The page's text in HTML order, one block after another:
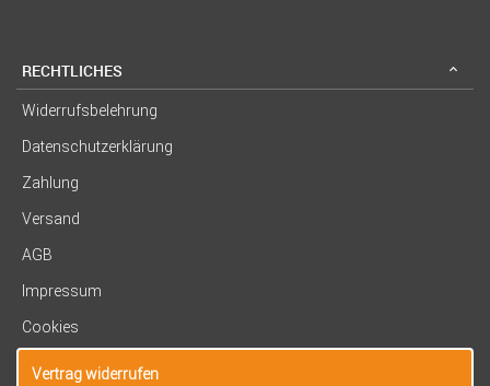
RECHTLICHES
Widerrufsbelehrung
Datenschutzerklärung
Zahlung
Versand
AGB
Impressum
Cookies
Vertrag widerrufen